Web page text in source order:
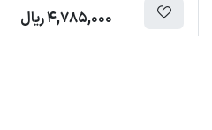
4,785,000ریال